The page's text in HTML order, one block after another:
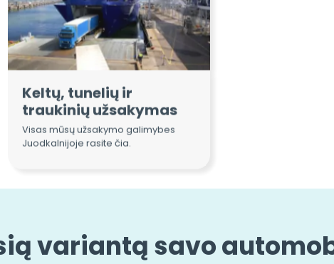
Keltų, tunelių ir
traukinių užsakymas
Visas mūsų užsakymo galimybes
Juodkalnijoje rasite čia.
variantą savo